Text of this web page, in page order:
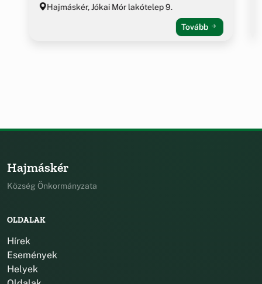
Hajmáskér, Jókai Mór lakótelep 9.
Tovább
Hajmáskér
Község Önkormányzata
OLDALAK
Hírek
Események
Helyek